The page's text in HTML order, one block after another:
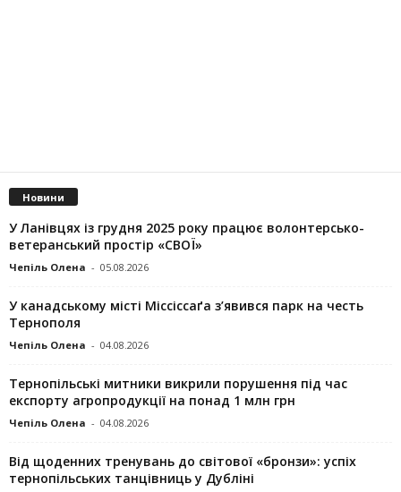
Новини
У Ланівцях із грудня 2025 року працює волонтерсько-
ветеранський простір «СВОЇ»
Чепіль Олена - 05.08.2026
У канадському місті Міссіссаґа з’явився парк на честь
Тернополя
Чепіль Олена - 04.08.2026
Тернопільські митники викрили порушення під час
експорту агропродукції на понад 1 млн грн
Чепіль Олена - 04.08.2026
Від щоденних тренувань до світової «бронзи»: успіх
тернопільських танцівниць у Дубліні